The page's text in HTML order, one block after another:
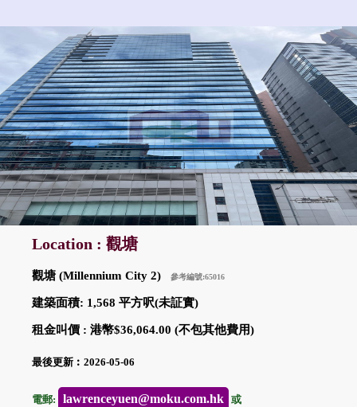
Location : 觀塘
觀塘 (Millennium City 2) 參考編號:65016
建築面積: 1,568 平方呎(未証實)
租金叫價 : 港幣$36,064.00 (不包其他費用)
最後更新︰2026-05-06
電郵: lawrenceyuen@moku.com.hk 或